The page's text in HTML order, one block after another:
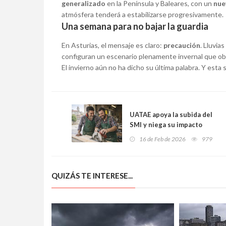
generalizado en la Península y Baleares, con un
atmósfera tenderá a estabilizarse progresivamente.
Una semana para no bajar la guardia
En Asturias, el mensaje es claro: precaución.
configuran un escenario plenamente invernal que
El invierno aún no ha dicho su última palabra. Y esta
UATAE apoya la subida del
SMI y niega su impacto
negativo en los autónomos:
16 de Feb de 2026 979
QUIZÁS TE INTERESE...